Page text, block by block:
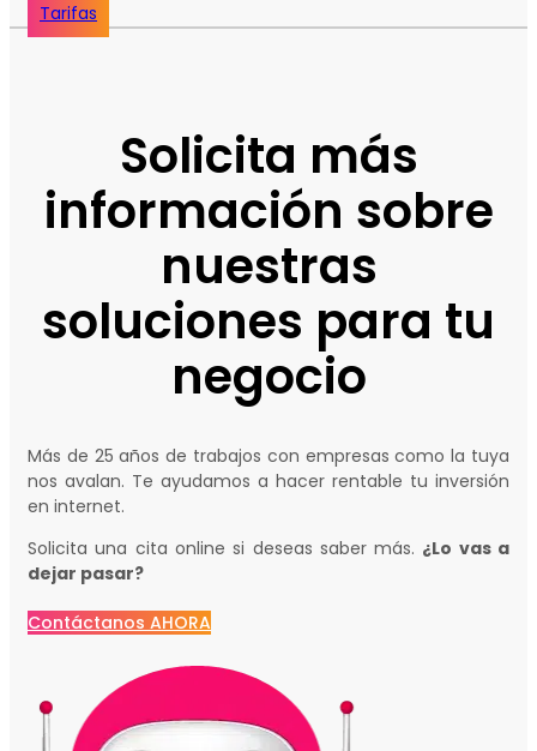
Tarifas
Solicita más
información sobre
nuestras
soluciones para tu
negocio
Más de 25 años de trabajos con empresas como la tuya
nos avalan. Te ayudamos a hacer rentable tu inversión
en internet.
Solicita una cita online si deseas saber más. ¿Lo vas a
dejar pasar?
Contáctanos AHORA